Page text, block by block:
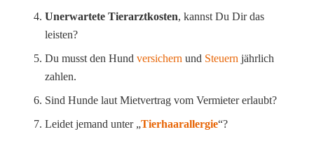
Unerwartete Tierarztkosten, kannst Du Dir das
leisten?
Du musst den Hund versichern und Steuern jährlich
zahlen.
Sind Hunde laut Mietvertrag vom Vermieter erlaubt?
Leidet jemand unter „Tierhaarallergie“?